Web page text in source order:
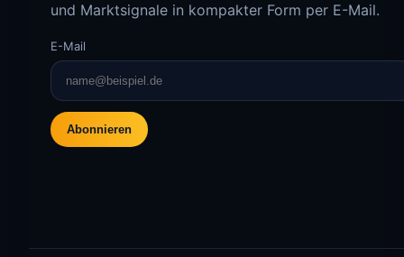
und Marktsignale in kompakter Form per E-Mail.
E-Mail
Abonnieren